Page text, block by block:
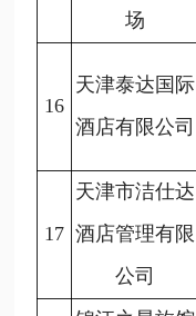
场
16
天津泰达国际
酒店有限公司
17
天津市洁仕达
酒店管理有限
公司